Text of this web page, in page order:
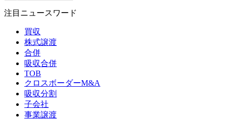
注目ニュースワード
買収
株式譲渡
合併
吸収合併
TOB
クロスボーダーM&A
吸収分割
子会社
事業譲渡